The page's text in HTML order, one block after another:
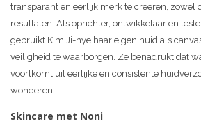
transparant en eerlijk merk te creëren, zowel
resultaten. Als oprichter, ontwikkelaar en
gebruikt Kim Ji-hye haar eigen huid als
veiligheid te waarborgen. Ze benadrukt dat
voortkomt uit eerlijke en consistente
wonderen.
Skincare met Noni